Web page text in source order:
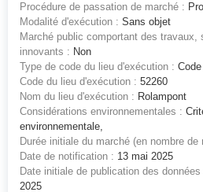
Procédure de passation de marché :
Modalité d'exécution : Sans objet
Marché public comportant des travaux,
innovants : Non
Type de code du lieu d'exécution :
Code du lieu d'exécution : 52260
Nom du lieu d'exécution : Rolampont
Considérations environnementales :
environnementale,
Durée initiale du marché (en nombre de
Date de notification : 13 mai 2025
Date initiale de publication des
2025